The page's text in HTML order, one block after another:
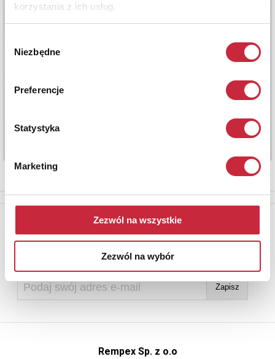
korzystania z ich usług.
zgody
Niezbędne
Preferencje
Statystyka
Marketing
Zezwól na wszystkie
Zezwól na wybór
Newsletter
Aby otrzymywać informacje o nowych aukcjach, prosimy podać
adres e-mail
Rempex Sp. z o.o